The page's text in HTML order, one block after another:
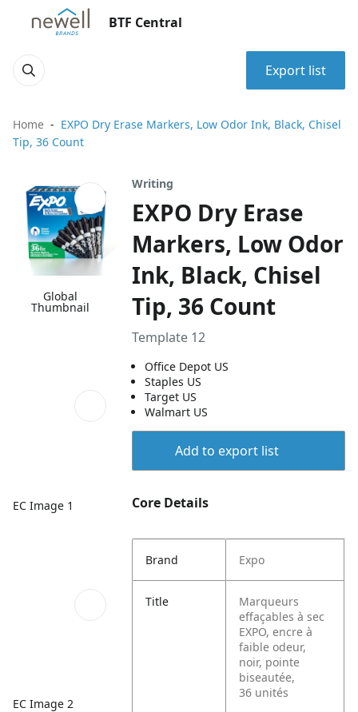
BTF Central
Export list
Home
EXPO Dry Erase Markers, Low Odor Ink, Black, Chisel
Tip, 36 Count
Global
Thumbnail
EC Image 1
EC Image 2
Writing
EXPO Dry Erase
Markers, Low Odor
Ink, Black, Chisel
Tip, 36 Count
Template 12
Office Depot US
Staples US
Target US
Walmart US
Add to export list
Core Details
Brand Expo
Title
Marqueurs
effaçables à sec
EXPO, encre à
faible odeur,
noir, pointe
biseautée,
36 unités